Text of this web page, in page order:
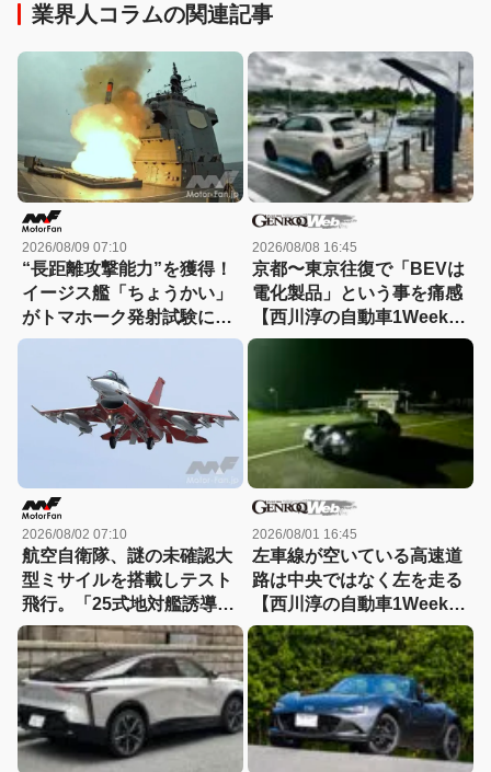
業界人コラムの関連記事
2026/08/09 07:10
“長距離攻撃能力”を獲得！
イージス艦「ちょうかい」
がトマホーク発射試験に成
功
2026/08/08 16:45
京都〜東京往復で「BEVは
電化製品」という事を痛感
【西川淳の自動車1Weekダ
イアリーVol.38】
2026/08/02 07:10
航空自衛隊、謎の未確認大
型ミサイルを搭載しテスト
飛行。「25式地対艦誘導
弾」空中発射型が初めて姿
を見せた！
2026/08/01 16:45
左車線が空いている高速道
路は中央ではなく左を走る
【西川淳の自動車1Weekダ
イアリーVol.37】